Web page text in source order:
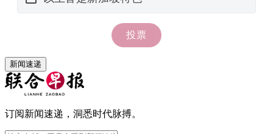
新闻速递
订阅新闻速递，洞悉时代脉搏。